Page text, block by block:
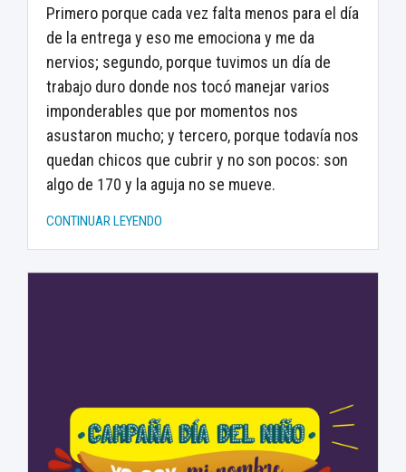
Primero porque cada vez falta menos para el día
de la entrega y eso me emociona y me da
nervios; segundo, porque tuvimos un día de
trabajo duro donde nos tocó manejar varios
imponderables que por momentos nos
asustaron mucho; y tercero, porque todavía nos
quedan chicos que cubrir y no son pocos: son
algo de 170 y la aguja no se mueve.
CONTINUAR LEYENDO